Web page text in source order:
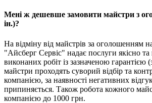
Мені ж дешевше замовити майстри з
ін.)?
На відміну від майстрів за оголошенням
"Айсберг Сервіс" надає послуги якісно та
виконаних робіт із зазначеною гарантією
майстри проходять суворий відбір та
компанією, за наявності негативних
припиняється. Також робота кожного
компанією до 1000 грн.